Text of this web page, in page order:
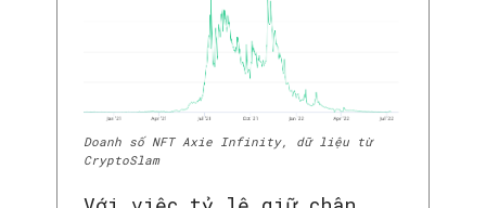
Doanh số NFT Axie Infinity, dữ liệu từ
CryptoSlam